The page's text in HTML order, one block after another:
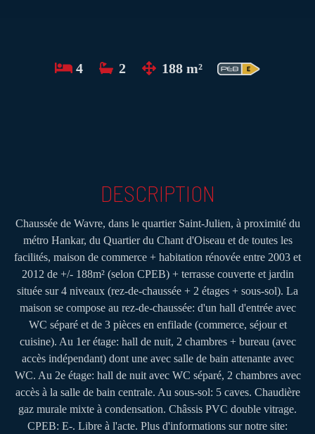
4 2 188 m²
DESCRIPTION
Chaussée de Wavre, dans le quartier Saint-Julien, à proximité du
métro Hankar, du Quartier du Chant d'Oiseau et de toutes les
facilités, maison de commerce + habitation rénovée entre 2003 et
2012 de +/- 188m² (selon CPEB) + terrasse couverte et jardin
située sur 4 niveaux (rez-de-chaussée + 2 étages + sous-sol). La
maison se compose au rez-de-chaussée: d'un hall d'entrée avec
WC séparé et de 3 pièces en enfilade (commerce, séjour et
cuisine). Au 1er étage: hall de nuit, 2 chambres + bureau (avec
accès indépendant) dont une avec salle de bain attenante avec
WC. Au 2e étage: hall de nuit avec WC séparé, 2 chambres avec
accès à la salle de bain centrale. Au sous-sol: 5 caves. Chaudière
gaz murale mixte à condensation. Châssis PVC double vitrage.
CPEB: E-. Libre à l'acte. Plus d'informations sur notre site: